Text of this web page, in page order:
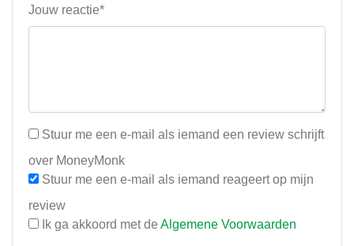
Jouw reactie*
Stuur me een e-mail als iemand een review schrijft
over MoneyMonk
Stuur me een e-mail als iemand reageert op mijn
review
Ik ga akkoord met de Algemene Voorwaarden